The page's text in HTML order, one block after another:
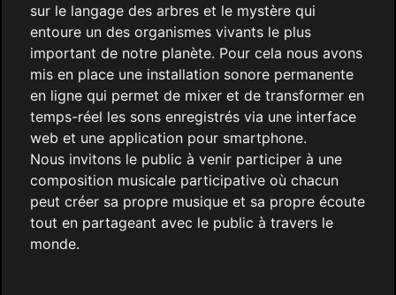
sur le langage des arbres et le mystère qui
entoure un des organismes vivants le plus
important de notre planète. Pour cela nous avons
mis en place une installation sonore permanente
en ligne qui permet de mixer et de transformer en
temps-réel les sons enregistrés via une interface
web et une application pour smartphone.
Nous invitons le public à venir participer à une
composition musicale participative où chacun
peut créer sa propre musique et sa propre écoute
tout en partageant avec le public à travers le
monde.